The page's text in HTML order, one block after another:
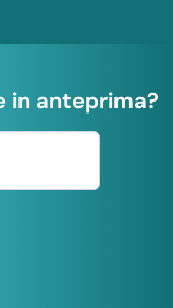
in anteprima?